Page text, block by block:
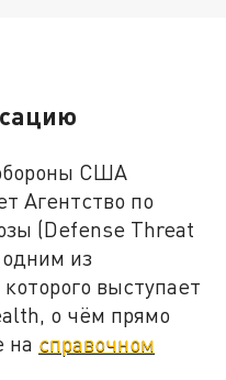
США
Агентство по
(Defense Threat
из
выступает
о чём прямо
на справочном